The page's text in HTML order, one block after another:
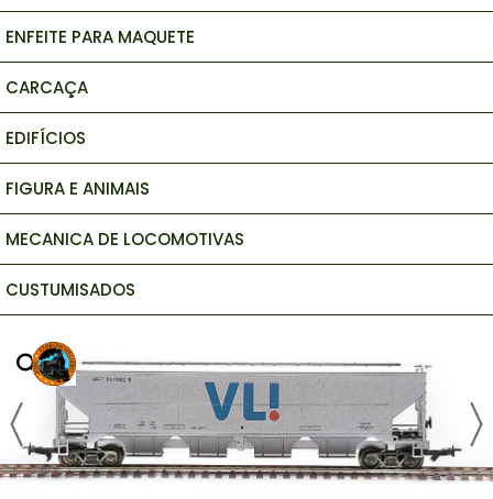
ENFEITE PARA MAQUETE
CARCAÇA
EDIFÍCIOS
FIGURA E ANIMAIS
MECANICA DE LOCOMOTIVAS
CUSTUMISADOS